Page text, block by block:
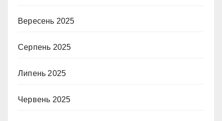
Вересень 2025
Серпень 2025
Липень 2025
Червень 2025